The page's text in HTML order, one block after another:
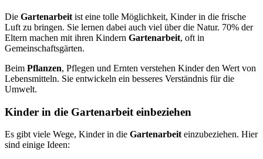
Die Gartenarbeit ist eine tolle Möglichkeit, Kinder in die frische
Luft zu bringen. Sie lernen dabei auch viel über die Natur. 70% der
Eltern machen mit ihren Kindern Gartenarbeit, oft in
Gemeinschaftsgärten.
Beim Pflanzen, Pflegen und Ernten verstehen Kinder den Wert von
Lebensmitteln. Sie entwickeln ein besseres Verständnis für die
Umwelt.
Kinder in die Gartenarbeit einbeziehen
Es gibt viele Wege, Kinder in die Gartenarbeit einzubeziehen. Hier
sind einige Ideen: